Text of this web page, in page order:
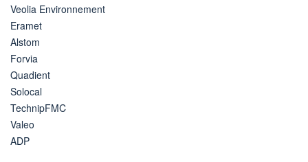
Veolia Environnement
Eramet
Alstom
Forvia
Quadient
Solocal
TechnipFMC
Valeo
ADP